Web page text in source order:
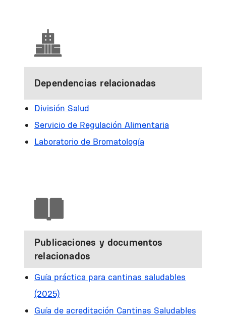
Dependencias relacionadas
División Salud
Servicio de Regulación Alimentaria
Laboratorio de Bromatología
Publicaciones y documentos
relacionados
Guía práctica para cantinas saludables
(2025)
Guía de acreditación Cantinas Saludables